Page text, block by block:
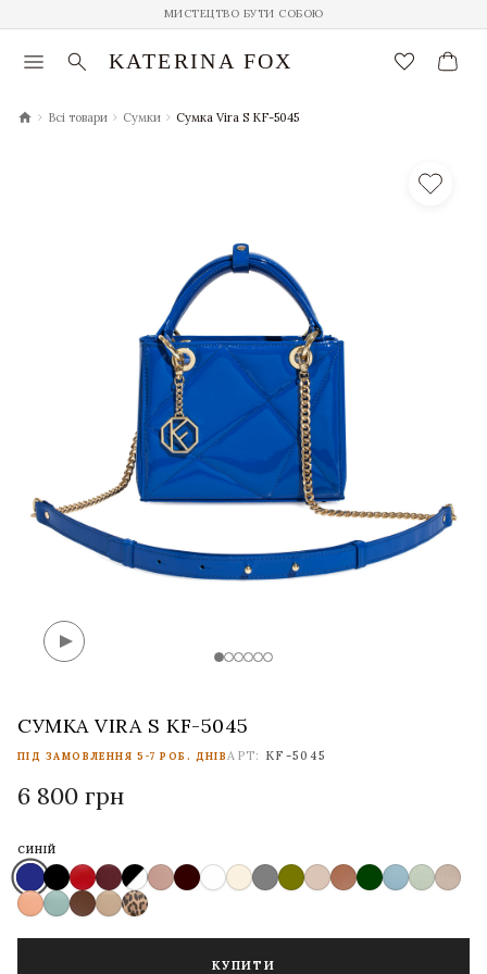
МИСТЕЦТВО БУТИ СОБОЮ
menu search KATERINA FOX favorite_border
chevron_right Всі товари chevron_right Сумки chevron_right Сумка Vira S KF-5045
СУМКА VIRA S KF-5045
ПІД ЗАМОВЛЕННЯ 5-7 РОБ. ДНІВ АРТ: KF-5045
6 800 грн
СИНІЙ
КУПИТИ